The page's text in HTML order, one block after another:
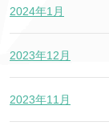
2024年1月
2023年12月
2023年11月